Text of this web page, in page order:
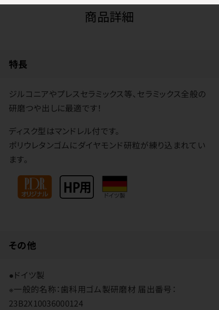
商品詳細
特長
ジルコニアやプレスセラミックス等、セラミックス全般の
研磨つや出しに最適です！
ディスク型はマンドレル付です。
ポリウレタンゴムにダイヤモンド研粒が練り込まれてい
ます。
その他
●ドイツ製
※一般的名称：歯科用ゴム製研磨材 届出番号：
23B2X10036000124